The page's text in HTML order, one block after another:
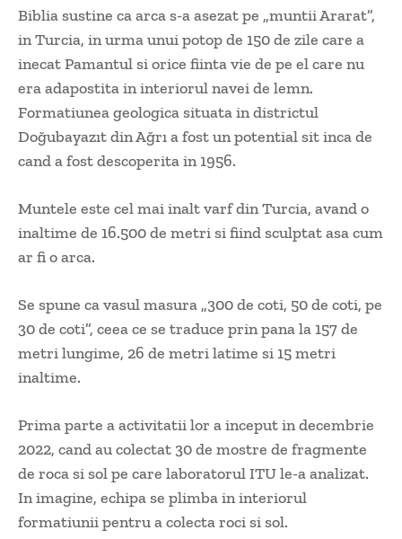
Biblia sustine ca arca s-a asezat pe „muntii Ararat”,
in Turcia, in urma unui potop de 150 de zile care a
inecat Pamantul si orice fiinta vie de pe el care nu
era adapostita in interiorul navei de lemn.
Formatiunea geologica situata in districtul
Doğubayazıt din Ağrı a fost un potential sit inca de
cand a fost descoperita in 1956.
Muntele este cel mai inalt varf din Turcia, avand o
inaltime de 16.500 de metri si fiind sculptat asa cum
ar fi o arca.
Se spune ca vasul masura „300 de coti, 50 de coti, pe
30 de coti”, ceea ce se traduce prin pana la 157 de
metri lungime, 26 de metri latime si 15 metri
inaltime.
Prima parte a activitatii lor a inceput in decembrie
2022, cand au colectat 30 de mostre de fragmente
de roca si sol pe care laboratorul ITU le-a analizat.
In imagine, echipa se plimba in interiorul
formatiunii pentru a colecta roci si sol.